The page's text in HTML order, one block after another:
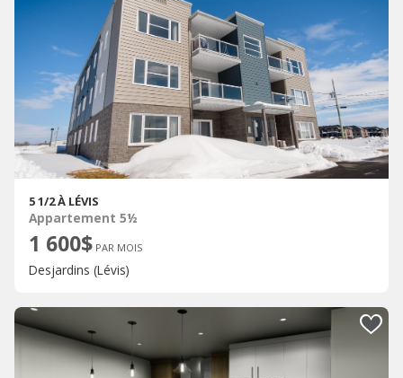
5 1/2 À LÉVIS
Appartement 5½
1 600$ PAR MOIS
Desjardins (Lévis)